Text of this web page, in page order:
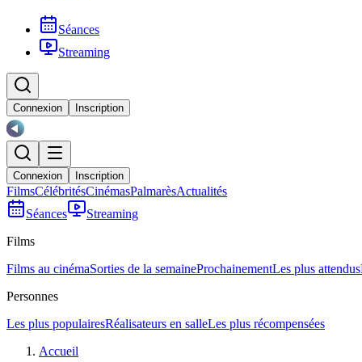
Séances
Streaming
Connexion Inscription
Connexion Inscription
FilmsCélébritésCinémasPalmarèsActualités
Séances
Streaming
Films
Films au cinémaSorties de la semaineProchainementLes plus attendus
Personnes
Les plus populairesRéalisateurs en salleLes plus récompensées
Accueil